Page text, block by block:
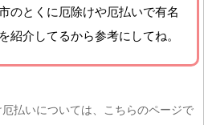
のとくに厄除けや厄払いで有名
紹介 してるから参考にしてね。
払いについては、こちらのページで